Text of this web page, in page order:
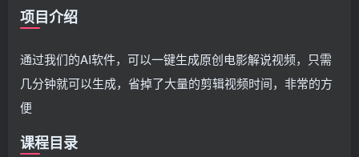
项目介绍
通过我们的AI软件，可以一键生成原创电影解说视频，只需
几分钟就可以生成，省掉了大量的剪辑视频时间，非常的方
便
课程目录